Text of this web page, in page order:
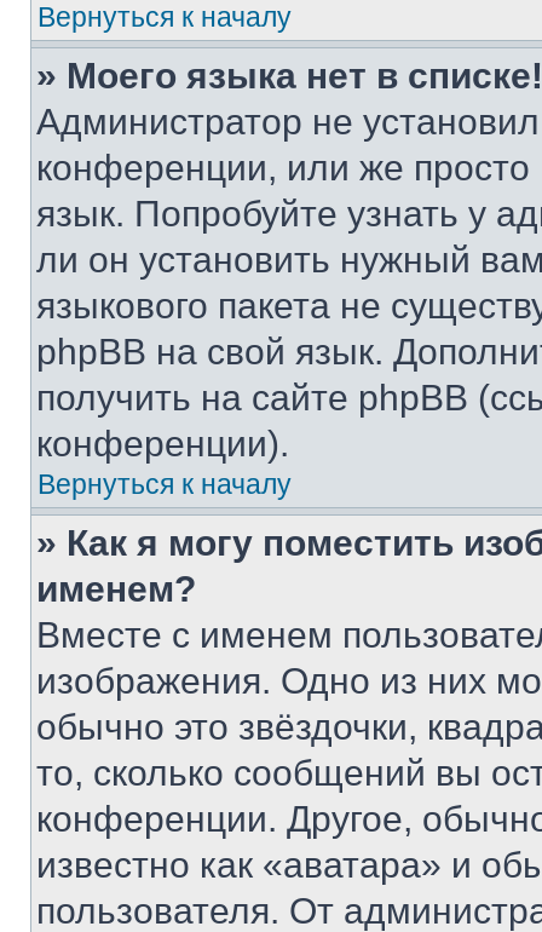
Вернуться к началу
» Моего языка нет в списке!
Администратор не
конференции, или же
язык. Попробуйте узнать у
ли он установить нужный
языкового пакета не
phpBB на свой язык.
получить на сайте phpBB
конференции).
Вернуться к началу
» Как я могу поместить
именем?
Вместе с именем
изображения. Одно из них
обычно это звёздочки,
то, сколько сообщений вы
конференции. Другое,
известно как «аватара» и
пользователя. От